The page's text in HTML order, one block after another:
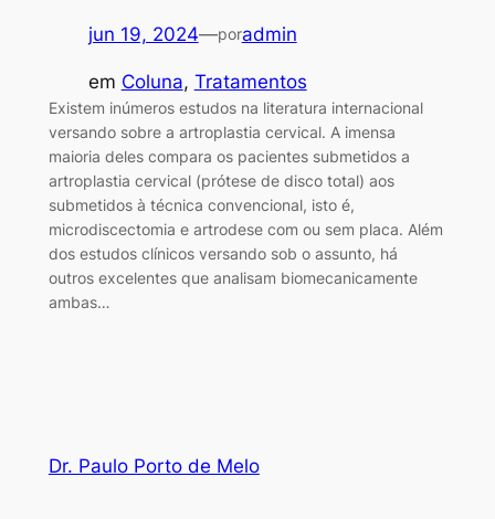
jun 19, 2024—poradmin
em Coluna, Tratamentos
Existem inúmeros estudos na literatura internacional
versando sobre a artroplastia cervical. A imensa
maioria deles compara os pacientes submetidos a
artroplastia cervical (prótese de disco total) aos
submetidos à técnica convencional, isto é,
microdiscectomia e artrodese com ou sem placa. Além
dos estudos clínicos versando sob o assunto, há
outros excelentes que analisam biomecanicamente
ambas…
Dr. Paulo Porto de Melo